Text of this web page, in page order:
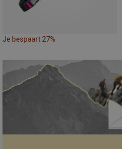
Je bespaart 27%